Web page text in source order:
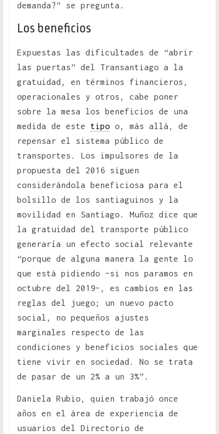
demanda?” se pregunta.
Los beneficios
Expuestas las dificultades de “abrir
las puertas” del Transantiago a la
gratuidad, en términos financieros,
operacionales y otros, cabe poner
sobre la mesa los beneficios de una
medida de este tipoo, más allá, de
repensar el sistema público de
transportes. Los impulsores de la
propuesta del 2016 siguen
considerándola beneficiosa para el
bolsillo de los santiaguinos y la
movilidad en Santiago. Muñoz dice que
la gratuidad del transporte público
generaría un efecto social relevante
“porque de alguna manera la gente lo
que está pidiendo –si nos paramos en
octubre del 2019–, es cambios en las
reglas del juego; un nuevo pacto
social, no pequeños ajustes
marginales respecto de las
condiciones y beneficios sociales que
tiene vivir en sociedad. No se trata
de pasar de un 2% a un 3%”.
Daniela Rubio, quien trabajó once
años en el área de experiencia de
usuarios del Directorio de